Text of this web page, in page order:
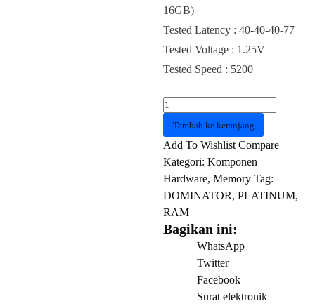
16GB)
Tested Latency : 40-40-40-77
Tested Voltage : 1.25V
Tested Speed : 5200
Kuantitas
RAM
32GB
Corsair
DOMINATOR
Tambah ke keranjang
Add To Wishlist Compare
Kategori:Komponen
Hardware,Memory Tag:
DOMINATOR,PLATINUM,
RAM
Bagikan ini:
WhatsApp
Twitter
Facebook
Surat elektronik